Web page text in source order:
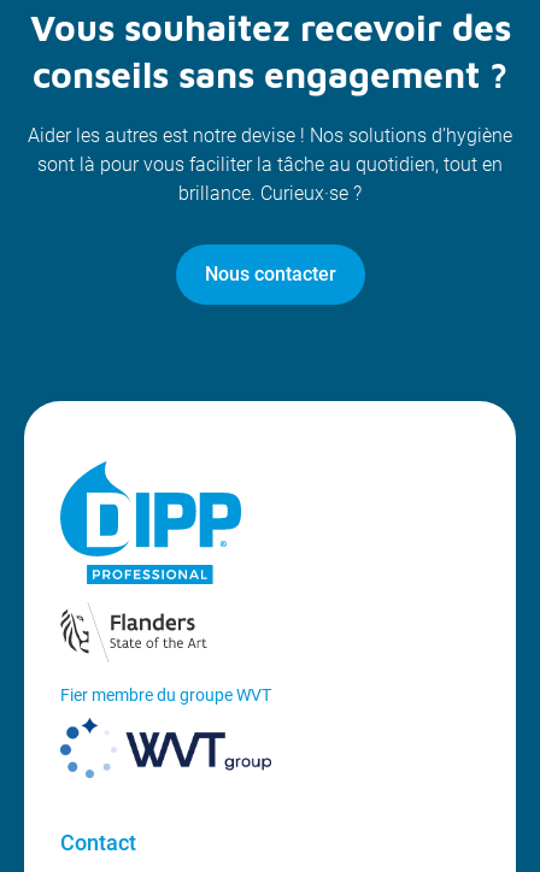
Vous souhaitez recevoir des
conseils sans engagement ?
Aider les autres est notre devise ! Nos solutions d’hygiène
sont là pour vous faciliter la tâche au quotidien, tout en
brillance. Curieux·se ?
Nous contacter
Fier membre du groupe WVT
Contact